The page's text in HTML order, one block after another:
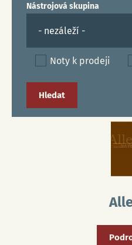
Nástrojová skupina
Noty k prodeji